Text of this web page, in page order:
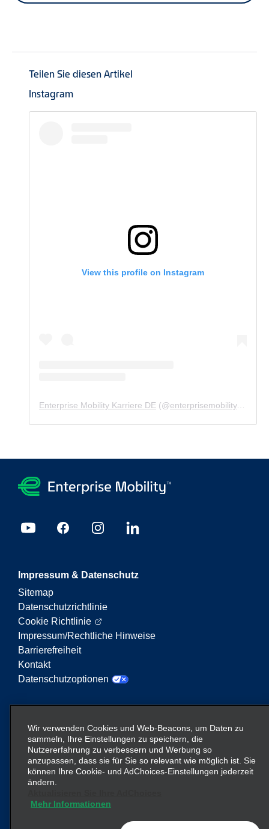
Teilen Sie diesen Artikel
Instagram
View this profile on Instagram
Enterprise Mobility Karriere DE (@enterprisemobility.karriere.de
Impressum & Datenschutz
Sitemap
Datenschutzrichtlinie
Cookie Richtlinie
Impressum/Rechtliche Hinweise
Barrierefreiheit
Kontakt
Datenschutzoptionen
Mobilitätsservices. Der Begriff „Enterprise Mobility“
auf dieser Website verweist auf bestimmte
Unternehmenseinheiten und/oder die Marke
Enterprise Mobility, wobei Informationen zu vielen
Unternehmen übermittelt werden. Diese Verweise
vermitteln oder ersetzen. Weitere Informationen
Wir verwenden Cookies und Web-Beacons, um Daten zu
sammeln, Ihre Einstellungen zu speichern, die
Nutzererfahrung zu verbessern und Werbung so
anzupassen, dass sie für Sie so relevant wie möglich ist. Sie
können Ihre Cookie- und AdChoices-Einstellungen jederzeit
ändern.
Mehr Informationen